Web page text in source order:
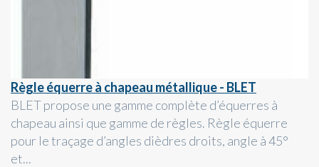
Règle équerre à chapeau métallique - BLET
BLET propose une gamme complète d’équerres à
chapeau ainsi que gamme de règles. Règle équerre
pour le traçage d’angles dièdres droits, angle à 45°
et...